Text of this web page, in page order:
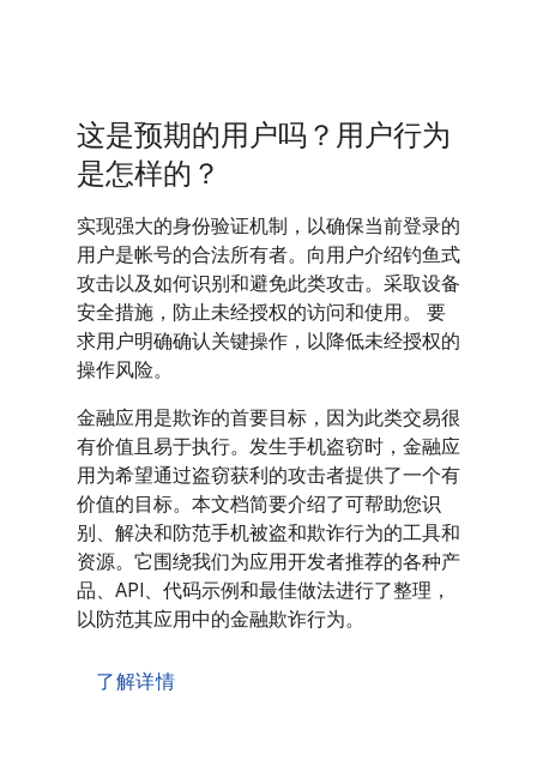
这是预期的用户吗？用户行为
是怎样的？
实现强大的身份验证机制，以确保当前登录的
用户是帐号的合法所有者。向用户介绍钓鱼式
攻击以及如何识别和避免此类攻击。采取设备
安全措施，防止未经授权的访问和使用。 要
求用户明确确认关键操作，以降低未经授权的
操作风险。
金融应用是欺诈的首要目标，因为此类交易很
有价值且易于执行。发生手机盗窃时，金融应
用为希望通过盗窃获利的攻击者提供了一个有
价值的目标。本文档简要介绍了可帮助您识
别、解决和防范手机被盗和欺诈行为的工具和
资源。它围绕我们为应用开发者推荐的各种产
品、API、代码示例和最佳做法进行了整理，
以防范其应用中的金融欺诈行为。
了解详情